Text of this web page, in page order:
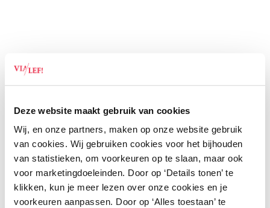
Deze website maakt gebruik van cookies
Wij, en onze partners, maken op onze website gebruik
van cookies. Wij gebruiken cookies voor het bijhouden
van statistieken, om voorkeuren op te slaan, maar ook
voor marketingdoeleinden. Door op ‘Details tonen’ te
klikken, kun je meer lezen over onze cookies en je
voorkeuren aanpassen. Door op ‘Alles toestaan’ te